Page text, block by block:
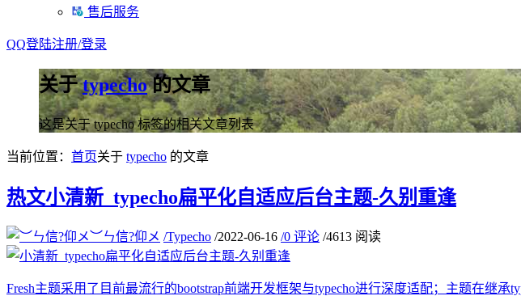
售后服务
QQ登陆注册/登录
关于typecho的文章
这是关于 typecho 标签的相关文章列表
当前位置： 首页关于 typecho 的文章
热文小清新_typecho扁平化自适应后台主题-久别重逢
︶ㄣ信?仰メ /Typecho /2022-06-16 /0 评论 /4613 阅读
Fresh主题采用了目前最流行的bootstrap前端开发框架与typecho进行深度适配；主题在继